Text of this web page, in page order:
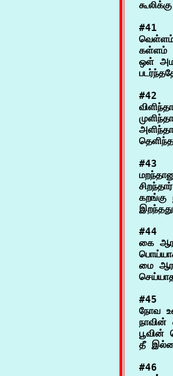
#41
வெள்ளம்
கள்ளம்
ஒள்
#42
#43
#44
கை ஆர
மை
#45
நோவ
நாவின்
#46